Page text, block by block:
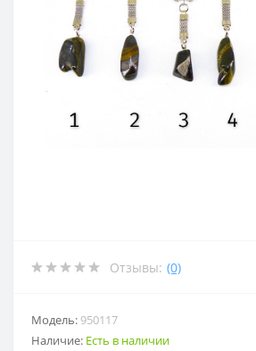
Отзывы: (0)
Модель: 950117
Наличие: Есть в наличии